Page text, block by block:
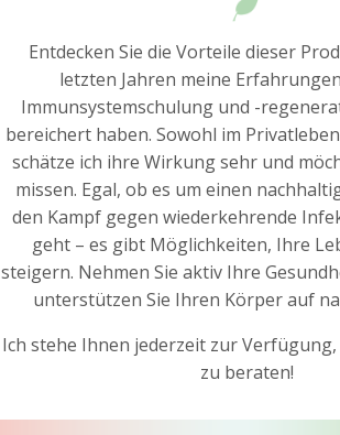
Entdecken Sie die Vorteile dieser
letzten Jahren meine
Immunsystemschulung und -
bereichert haben. Sowohl im
schätze ich ihre Wirkung sehr und
missen. Egal, ob es um einen
den Kampf gegen wiederkehrende
geht – es gibt Möglichkeiten, Ihre
steigern. Nehmen Sie aktiv Ihre
unterstützen Sie Ihren Körper auf
Ich stehe Ihnen jederzeit zur Verfügung,
zu beraten!